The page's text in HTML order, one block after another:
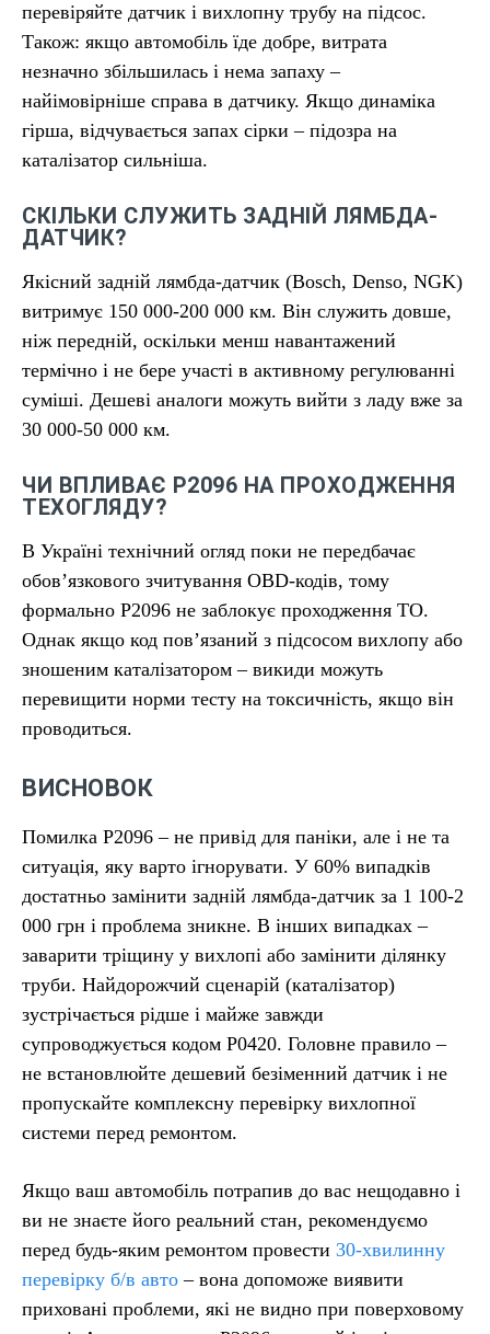
перевіряйте датчик і вихлопну трубу на підсос.
Також: якщо автомобіль їде добре, витрата
незначно збільшилась і нема запаху –
найімовірніше справа в датчику. Якщо динаміка
гірша, відчувається запах сірки – підозра на
каталізатор сильніша.
СКІЛЬКИ СЛУЖИТЬ ЗАДНІЙ ЛЯМБДА-
ДАТЧИК?
Якісний задній лямбда-датчик (Bosch, Denso, NGK)
витримує 150 000-200 000 км. Він служить довше,
ніж передній, оскільки менш навантажений
термічно і не бере участі в активному регулюванні
суміші. Дешеві аналоги можуть вийти з ладу вже за
30 000-50 000 км.
ЧИ ВПЛИВАЄ P2096 НА ПРОХОДЖЕННЯ
ТЕХОГЛЯДУ?
В Україні технічний огляд поки не передбачає
обов’язкового зчитування OBD-кодів, тому
формально P2096 не заблокує проходження ТО.
Однак якщо код пов’язаний з підсосом вихлопу або
зношеним каталізатором – викиди можуть
перевищити норми тесту на токсичність, якщо він
проводиться.
ВИСНОВОК
Помилка P2096 – не привід для паніки, але і не та
ситуація, яку варто ігнорувати. У 60% випадків
достатньо замінити задній лямбда-датчик за 1 100-2
000 грн і проблема зникне. В інших випадках –
заварити тріщину у вихлопі або замінити ділянку
труби. Найдорожчий сценарій (каталізатор)
зустрічається рідше і майже завжди
супроводжується кодом P0420. Головне правило –
не встановлюйте дешевий безіменний датчик і не
пропускайте комплексну перевірку вихлопної
системи перед ремонтом.
Якщо ваш автомобіль потрапив до вас нещодавно і
ви не знаєте його реальний стан, рекомендуємо
перед будь-яким ремонтом провести 30-хвилинну
перевірку б/в авто – вона допоможе виявити
приховані проблеми, які не видно при поверховому